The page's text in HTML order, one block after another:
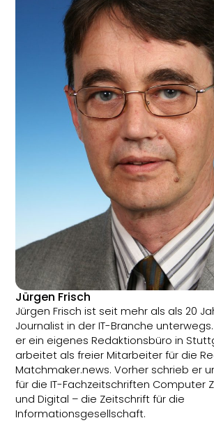
Jürgen Frisch
Jürgen Frisch ist seit mehr als als 20
Journalist in der IT-Branche
er ein eigenes Redaktionsbüro in
arbeitet als freier Mitarbeiter für die
Matchmaker.news. Vorher schrieb er
für die IT-Fachzeitschriften Computer
und Digital – die Zeitschrift für die
Informationsgesellschaft.